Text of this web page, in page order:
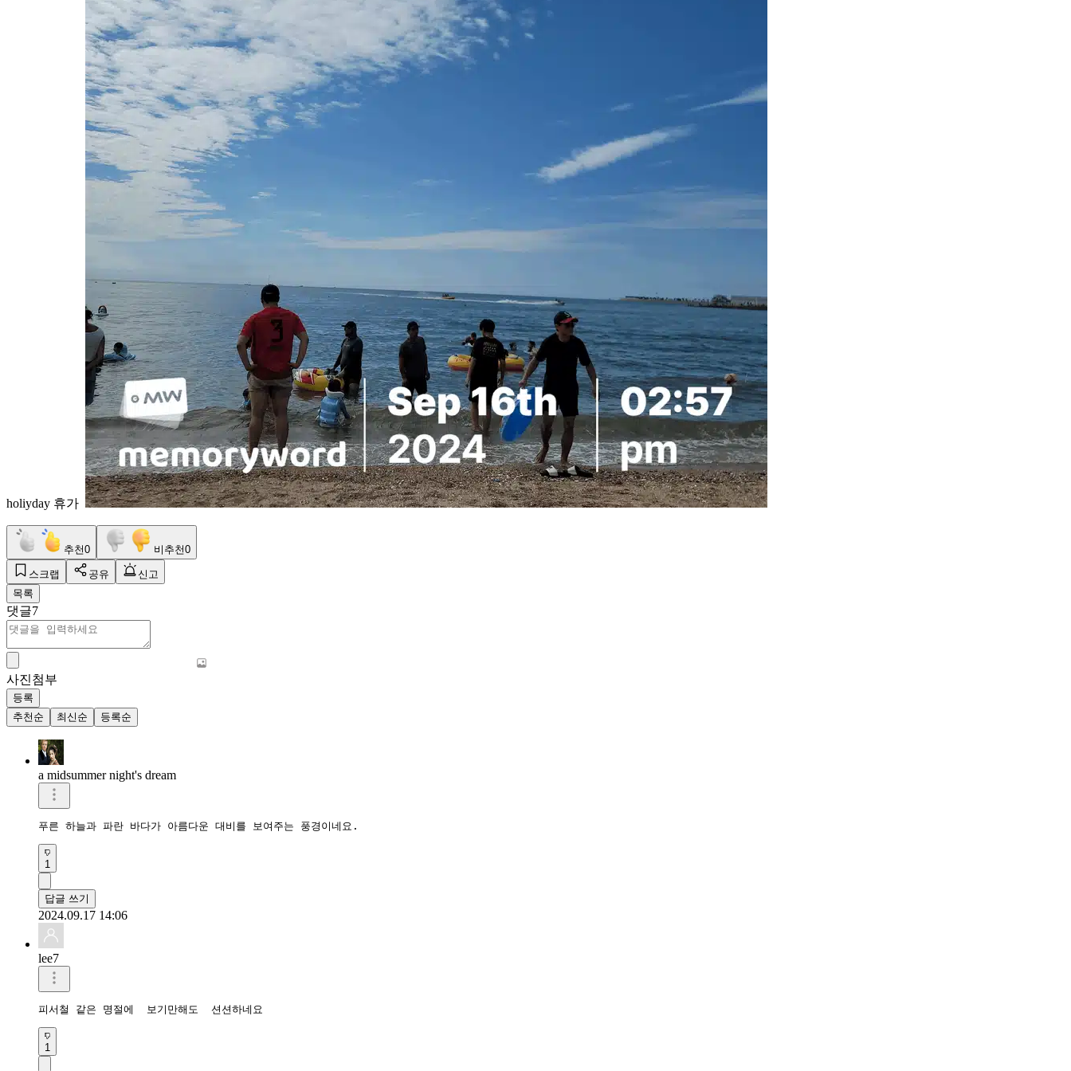
holiyday 휴가
추천0 비추천0
스크랩 공유
신고
목록
댓글7
사진첨부
등록
추천순
최신순 등록순
a midsummer night's dream
푸른 하늘과 파란 바다가 아름다운 대비를 보여주는 풍경이네요.
1
답글 쓰기
2024.09.17 14:06
lee7
피서철 같은 명절에  보기만해도  션션하네요
1